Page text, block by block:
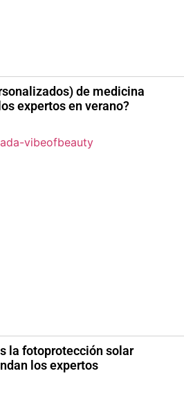
de medicina
expertos en verano?
la fotoprotección solar
los expertos